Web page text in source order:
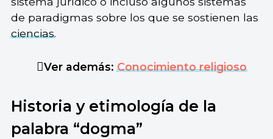
de paradigmas sobre los que se sostienen las
ciencias.
Ver además:Conocimiento religioso
Historia y etimología de la
palabra “dogma”